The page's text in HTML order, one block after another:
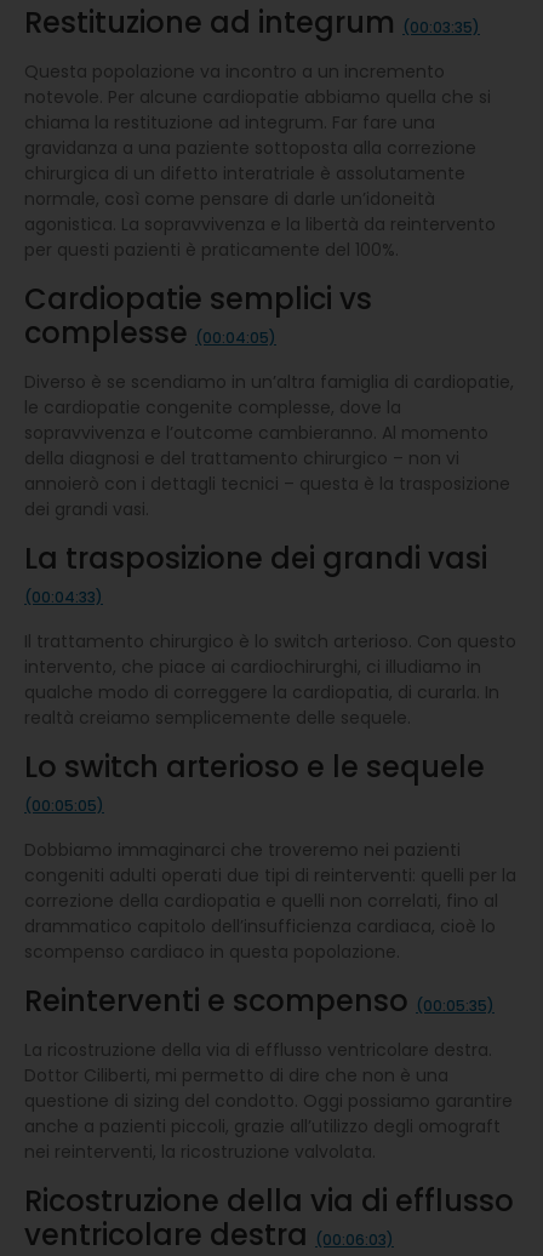
Restituzione ad integrum (00:03:35)
Questa popolazione va incontro a un incremento
notevole. Per alcune cardiopatie abbiamo quella che si
chiama la restituzione ad integrum. Far fare una
gravidanza a una paziente sottoposta alla correzione
chirurgica di un difetto interatriale è assolutamente
normale, così come pensare di darle un’idoneità
agonistica. La sopravvivenza e la libertà da reintervento
per questi pazienti è praticamente del 100%.
Cardiopatie semplici vs
complesse (00:04:05)
Diverso è se scendiamo in un’altra famiglia di cardiopatie,
le cardiopatie congenite complesse, dove la
sopravvivenza e l’outcome cambieranno. Al momento
della diagnosi e del trattamento chirurgico – non vi
annoierò con i dettagli tecnici – questa è la trasposizione
dei grandi vasi.
La trasposizione dei grandi vasi
(00:04:33)
Il trattamento chirurgico è lo switch arterioso. Con questo
intervento, che piace ai cardiochirurghi, ci illudiamo in
qualche modo di correggere la cardiopatia, di curarla. In
realtà creiamo semplicemente delle sequele.
Lo switch arterioso e le sequele
(00:05:05)
Dobbiamo immaginarci che troveremo nei pazienti
congeniti adulti operati due tipi di reinterventi: quelli per la
correzione della cardiopatia e quelli non correlati, fino al
drammatico capitolo dell’insufficienza cardiaca, cioè lo
scompenso cardiaco in questa popolazione.
Reinterventi e scompenso (00:05:35)
La ricostruzione della via di efflusso ventricolare destra.
Dottor Ciliberti, mi permetto di dire che non è una
questione di sizing del condotto. Oggi possiamo garantire
anche a pazienti piccoli, grazie all’utilizzo degli omograft
nei reinterventi, la ricostruzione valvolata.
Ricostruzione della via di efflusso
ventricolare destra (00:06:03)